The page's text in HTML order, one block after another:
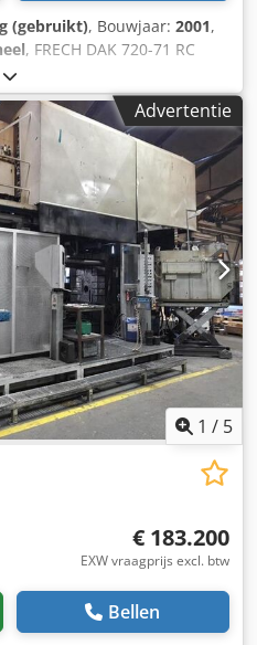
Kabellengten 6.1.3.1
afname-unit DISPO10 6.1.4
koelcircuits 6.1.5
6.3.1.1
aan draagarm 6.5.2
7.2.1.2 Spraymotion 411
Uitgebreid sproeiprogramma
TD 20 7.4.0.1 Sproeibalk CR
(gebruikt), Bouwjaar: 2001,
, FRECH DAK 720-71 RC
440403,
825 mm, uitwerpdruk 364
350 tot 1000 mm,
kolomafstand 825 mm,
max. 713 kN,
70 tot 120 mm,
bedrijfsdruk 160 bar,
MELTEC AVDF
niet vermeld,
Technische
ca. 8000 x 7500 x 3500
2001. Dodpfxswc Tdzo
Advertentie
1 / 5
€ 183.200
EXW vraagprijs excl. btw
Bellen